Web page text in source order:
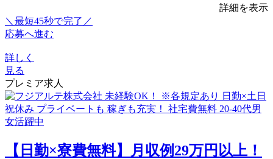
詳細を表示
＼最短45秒で完了／
応募へ進む
詳しく
見る
プレミア求人
【日勤×寮費無料】月収例29万円以上！